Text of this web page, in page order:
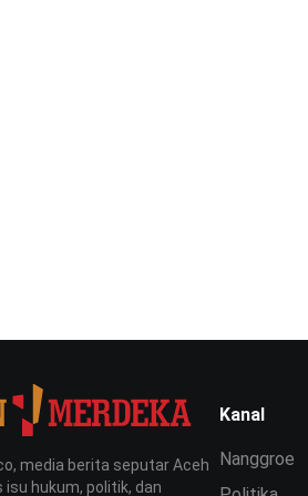
media berita seputar Aceh
isu hukum, politik, dan
Kanal
Nanggroe